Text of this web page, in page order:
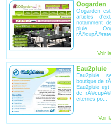
Oogarden
Oogarden
articles
notamment
pluie.
Voir
Eau2pluie
Eau2pluie
boutique de
Eau2pluie
de
citernes po...
Voir